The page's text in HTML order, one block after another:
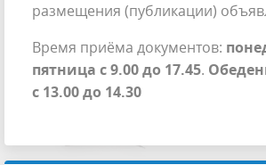
размещения (публикации)
Время приёма документов:
пятница с 9.00 до 17.45.
с 13.00 до 14.30